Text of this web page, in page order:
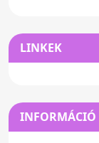
LINKEK
INFORMÁCIÓ